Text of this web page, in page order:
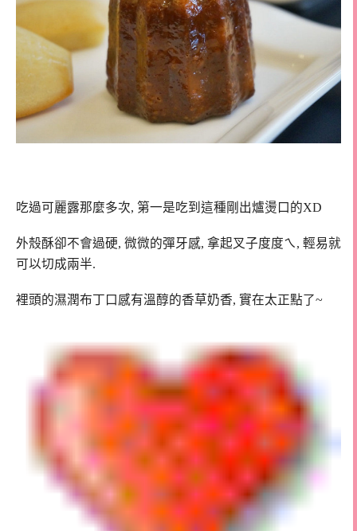
吃過可麗露那麼多次, 第一是吃到這種剛出爐燙口的XD
外殼酥卻不會過硬, 微微的彈牙感, 拿起叉子度度ㄟ, 輕易就
可以切成兩半.
裡頭的濕潤布丁口感有溫醇的香草奶香, 實在太正點了~